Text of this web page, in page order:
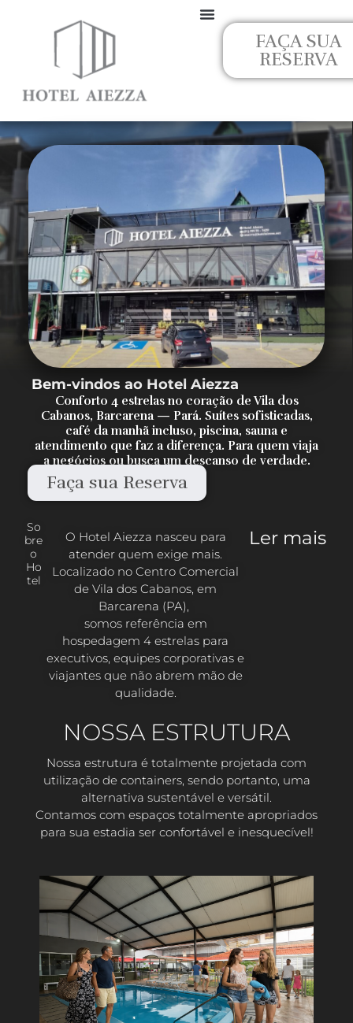
FAÇA SUA
RESERVA
Bem-vindos ao Hotel Aiezza
Conforto 4 estrelas no coração de Vila dos
Cabanos, Barcarena — Pará. Suítes sofisticadas,
café da manhã incluso, piscina, sauna e
atendimento que faz a diferença. Para quem viaja
a negócios ou busca um descanso de verdade.
Faça sua Reserva
So
bre
o
Ho
tel
O Hotel Aiezza nasceu para
atender quem exige mais.
Localizado no Centro Comercial
de Vila dos Cabanos, em
Barcarena (PA),
somos referência em
hospedagem 4 estrelas para
executivos, equipes corporativas e
viajantes que não abrem mão de
qualidade.
Ler mais
NOSSA ESTRUTURA
Nossa estrutura é totalmente projetada com
utilização de containers, sendo portanto, uma
alternativa sustentável e versátil.
Contamos com espaços totalmente apropriados
para sua estadia ser confortável e inesquecível!